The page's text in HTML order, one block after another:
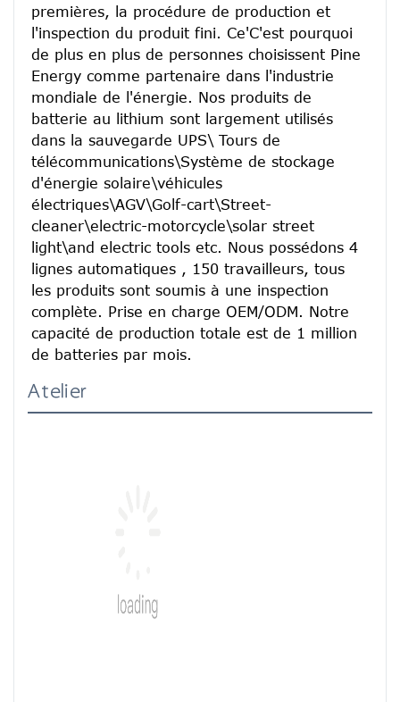
premières, la procédure de production et
l'inspection du produit fini. Ce'C'est pourquoi
de plus en plus de personnes choisissent Pine
Energy comme partenaire dans l'industrie
mondiale de l'énergie. Nos produits de
batterie au lithium sont largement utilisés
dans la sauvegarde UPS\ Tours de
télécommunications\Système de stockage
d'énergie solaire\véhicules
électriques\AGV\Golf-cart\Street-
cleaner\electric-motorcycle\solar street
light\and electric tools etc. Nous possédons 4
lignes automatiques , 150 travailleurs, tous
les produits sont soumis à une inspection
complète. Prise en charge OEM/ODM. Notre
capacité de production totale est de 1 million
de batteries par mois.
Atelier